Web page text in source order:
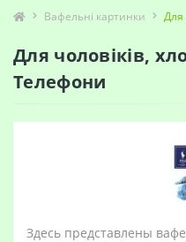
Вафельні картинки Для
Для чоловіків,
Телефони
Здесь представлены